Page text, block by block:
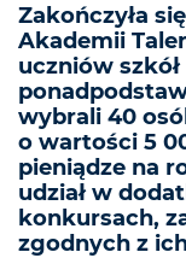
Zakończyła
Akademii
uczniów
wybrali 40
o wartości 5
pieniądze na
udział w
konkursach,
zgodnych z